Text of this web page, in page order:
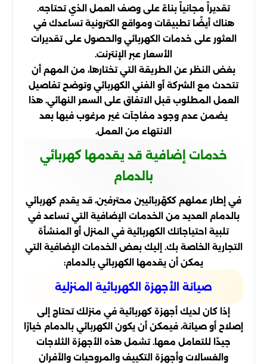
تقديراً مجانياً بناءً على وصف العمل الذي تحتاجه.
هناك أيضًا تطبيقات ومواقع الكترونية تساعدك في
العثور على خدمات الكهربائي والحصول على تقديرات
الأسعار عبر الإنترنت.
بغض النظر عن الطريقة التي تختارها، من المهم أن
تتحدث مع الشركة أو الفني الكهربائي وتوضح تفاصيل
العمل المطلوب قبل الاتفاق على السعر النهائي. هذا
يضمن عدم وجود مفاجآت غير مرغوب فيها بعد
الانتهاء من العمل.
خدمات إضافية قد يقدمها كهربائي
بالدمام
في إطار عملهم ككهّربائيين محترفين، قد يقدم كهربائي
بالدمام العديد من الخدمات الإضافية التي تساعد في
تلبية احتياجاتك الكهربائية في المنزل أو المنشأة
التجارية الخاصة بك. إليك بعض الخدمات الإضافية التي
يمكن أن يقدمها الكهربائي بالدمام:
صيانة الأجهزة الكهربائية المنزلية
إذا كان لديك أجهزة كهربائية في منزلك تحتاج إلى
إصلاح أو صيانة، فيمكن أن يكون الكهربائي بالدمام خيارًا
جيدًا للتعامل معها. تشمل هذه الأجهزة الثلاجات
والغسالات وأجهزة التكييف والمروحيات والأفران